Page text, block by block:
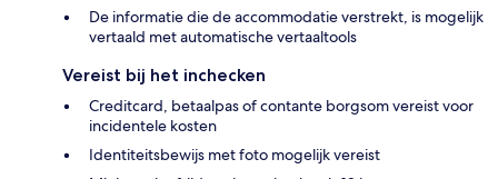
De informatie die de accommodatie verstrekt, is mogelijk
vertaald met automatische vertaaltools
Vereist bij het inchecken
Creditcard, betaalpas of contante borgsom vereist voor
incidentele kosten
Identiteitsbewijs met foto mogelijk vereist